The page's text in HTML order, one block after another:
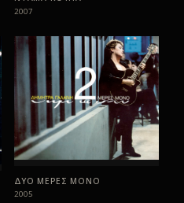
2007
ΔΥΟ ΜΕΡΕΣ ΜΟΝΟ
2005